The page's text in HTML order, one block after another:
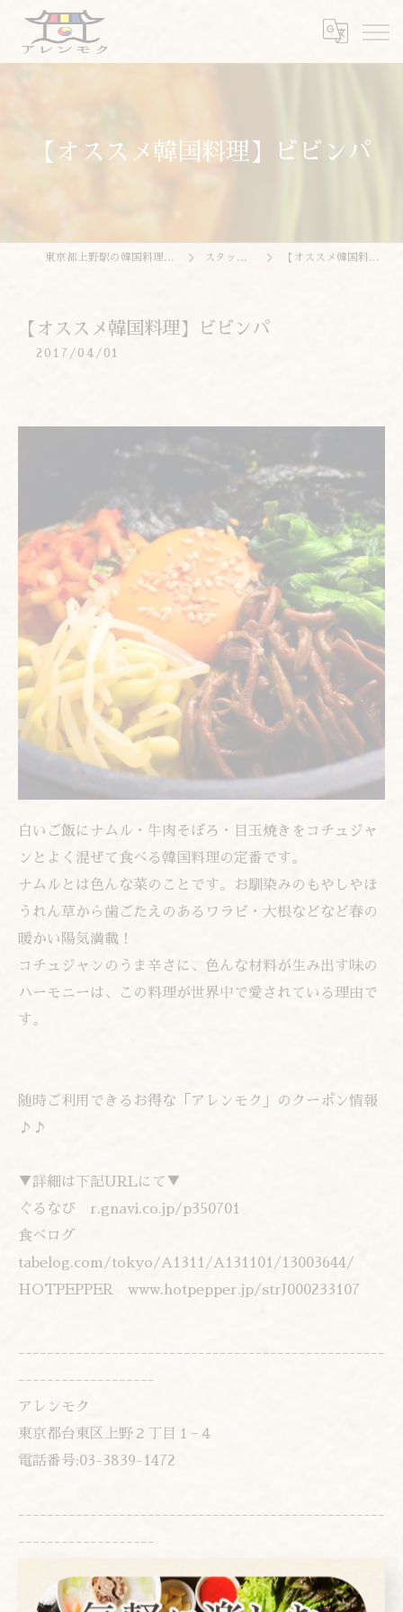
【オススメ韓国料理】ビビンパ
東京都上野駅の韓国料理ならアレンモク スタッフブログ 【オススメ韓国料理】ビビンパ
【オススメ韓国料理】ビビンパ
2017/04/01
白いご飯にナムル・牛肉そぼろ・目玉焼きをコチュジャ
ンとよく混ぜて食べる韓国料理の定番です。
ナムルとは色んな菜のことです。お馴染みのもやしやほ
うれん草から歯ごたえのあるワラビ・大根などなど春の
暖かい陽気満載！
コチュジャンのうま辛さに、色んな材料が生み出す味の
ハーモニーは、この料理が世界中で愛されている理由で
す。
随時ご利用できるお得な「アレンモク」のクーポン情報
♪♪
▼詳細は下記URLにて▼
ぐるなび r.gnavi.co.jp/p350701
食べログ
tabelog.com/tokyo/A1311/A131101/13003644/
HOTPEPPER www.hotpepper.jp/strJ000233107
---------------------------------------------------
-------------------
アレンモク
東京都台東区上野２丁目１−４
電話番号:03-3839-1472
---------------------------------------------------
-------------------
お知らせ